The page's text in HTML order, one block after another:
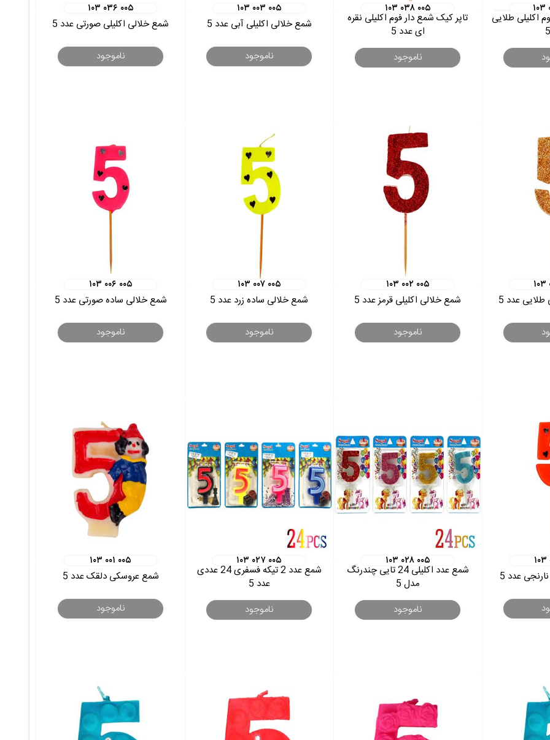
۰۰۵
اکلیلی طلایی
۱۰۳ ۰۳۸ ۰۰۵
تاپر کیک شمع دار فوم اکلیلی نقره
ای عدد 5
ناموجود
۱۰۳ ۰۰۳ ۰۰۵
شمع خلالی اکلیلی آبی عدد 5
ناموجود
۱۰۳ ۰۳۶ ۰۰۵
شمع خلالی اکلیلی صورتی عدد 5
ناموجود
۰۰۵
عدد 5
۱۰۳ ۰۰۲ ۰۰۵
شمع خلالی اکلیلی قرمز عدد 5
ناموجود
۱۰۳ ۰۰۷ ۰۰۵
شمع خلالی ساده زرد عدد 5
ناموجود
۱۰۳ ۰۰۶ ۰۰۵
شمع خلالی ساده صورتی عدد 5
ناموجود
عدد 5
۱۰۳ ۰۲۸ ۰۰۵
شمع عدد اکلیلی 24 تایی چندرنگ
مدل 5
ناموجود
۱۰۳ ۰۲۷ ۰۰۵
شمع عدد 2 تیکه فسفری 24 عددی
عدد 5
ناموجود
۱۰۳ ۰۰۱ ۰۰۵
شمع عروسکی دلقک عدد 5
ناموجود